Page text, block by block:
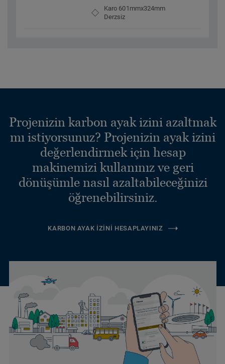
Karo 601mmx324mm
Derzsiz
Projenizin karbon ayak izini azaltmak
mı istiyorsunuz? Projenizin ayak izini
değerlendirmek için hesap
makinemizi kullanınız ve geri
dönüşümle nasıl azaltabileceğinizi
öğrenebilirsiniz.
KARBON AYAK İZINI HESAPLAYINIZ